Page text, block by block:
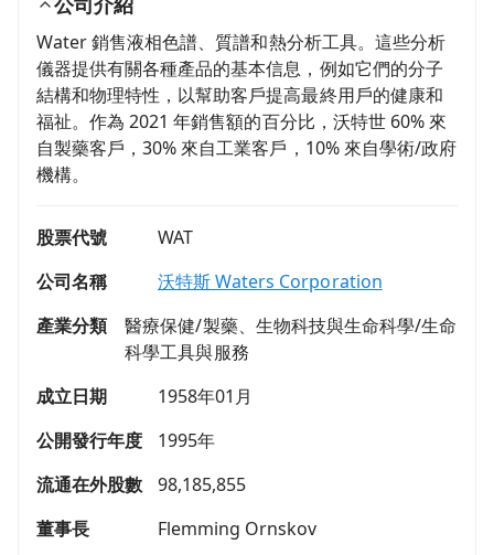
Water 銷售液相色譜、質譜和熱分析工具。這些分析
儀器提供有關各種產品的基本信息，例如它們的分子
結構和物理特性，以幫助客戶提高最終用戶的健康和
福祉。作為 2021 年銷售額的百分比，沃特世 60% 來
自製藥客戶，30% 來自工業客戶，10% 來自學術/政府
機構。
股票代號
WAT
公司名稱
沃特斯 Waters Corporation
產業分類
醫療保健/製藥、生物科技與生命科學/生命
科學工具與服務
成立日期
1958年01月
公開發行年度
1995年
流通在外股數
98,185,855
董事長
Flemming Ornskov